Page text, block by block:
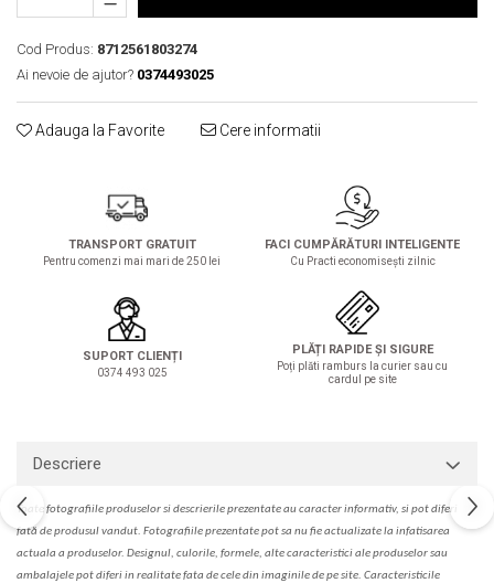
Solutie de indepartat rugina si
pentru par, masca de par
Vata demachianta
Cod Produs: 8712561803274
Ai nevoie de ajutor? 0374493025
Adauga la Favorite Cere informatii
TRANSPORT GRATUIT
Pentru comenzi mai mari de 250 lei
FACI CUMPĂRĂTURI INTELIGENTE
Cu Practi economisești zilnic
SUPORT CLIENȚI
0374 493 025
PLĂȚI RAPIDE ȘI SIGURE
Poți plăti ramburs la curier sau cu
cardul pe site
Descriere
Toate fotografiile produselorsidescrierileprezentate au caracter informativ, si pot diferi
fată de produsul vandut. Fotografiile prezentate pot sa nu fie actualizate la infatisarea
actuala a produselor. Designul, culorile, formele, alte caracteristici ale produselor sau
ambalajele pot diferi in realitate fata de cele din imaginile de pe site. Caracteristicile